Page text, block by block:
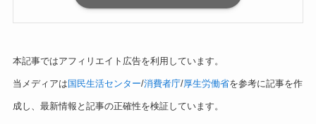
本記事ではアフィリエイト広告を利用しています。
当メディアは 国民生活センター/消費者庁/厚生労働省を参考に記事を作
成し、最新情報と記事の正確性を検証しています。